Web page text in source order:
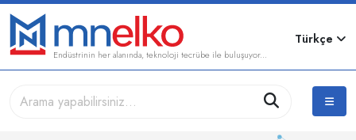
Endüstrinin her alanında, teknoloji tecrübe ile buluşuyor...
Türkçe